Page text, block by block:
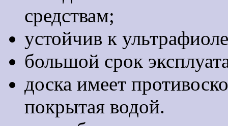
средствам;
устойчив к
большой срок
доска имеет
покрытая водой.